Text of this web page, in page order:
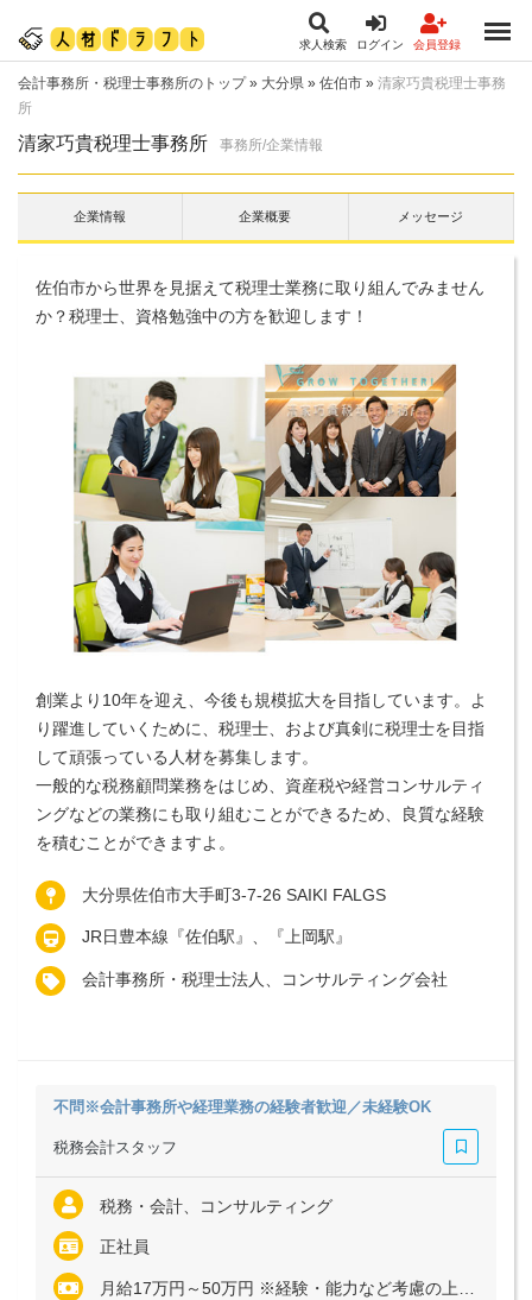
求人検索 ログイン 会員登録
会計事務所・税理士事務所のトップ» 大分県 » 佐伯市 » 清家巧貴税理士事務
所
清家巧貴税理士事務所 事務所/企業情報
企業情報 企業概要 メッセージ
佐伯市から世界を見据えて税理士業務に取り組んでみません
か？税理士、資格勉強中の方を歓迎します！
創業より10年を迎え、今後も規模拡大を目指しています。よ
り躍進していくために、税理士、および真剣に税理士を目指
して頑張っている人材を募集します。
一般的な税務顧問業務をはじめ、資産税や経営コンサルティ
ングなどの業務にも取り組むことができるため、良質な経験
を積むことができますよ。
大分県佐伯市大手町3-7-26 SAIKI FALGS
JR日豊本線『佐伯駅』、『上岡駅』
会計事務所・税理士法人、コンサルティング会社
不問※会計事務所や経理業務の経験者歓迎／未経験OK
税務会計スタッフ
税務・会計、コンサルティング
正社員
月給17万円～50万円 ※経験・能力など考慮の上、決定いたします ※残業代は全額支給